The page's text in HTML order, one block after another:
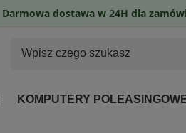
KOMPUTERY
Darmowa dostawa w 24H dla